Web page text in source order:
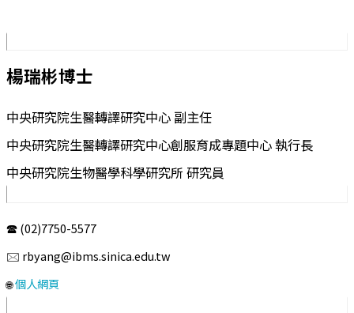
楊瑞彬博士
中央研究院生醫轉譯研究中心 副主任
中央研究院生醫轉譯研究中心創服育成專題中心 執行長
中央研究院生物醫學科學研究所 研究員
🕿 (02)7750-5577
🖂 rbyang@ibms.sinica.edu.tw
🌐個人網頁